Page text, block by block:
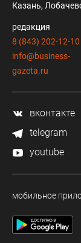
Казань,
редакция
8 (843) 202-12-10
info@business-
gazeta.ru
вконтакте
telegram
youtube
мобильное